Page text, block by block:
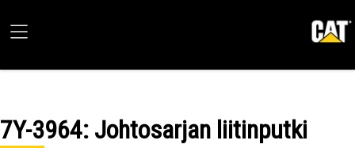
7Y-3964: Johtosarjan liitinputki